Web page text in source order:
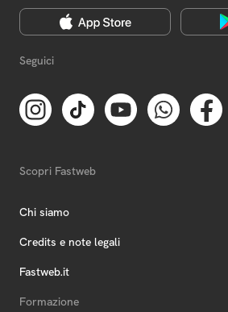
Seguici
Scopri Fastweb
Chi siamo
Credits e note legali
Fastweb.it
Formazione